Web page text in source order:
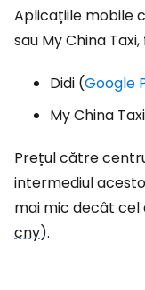
Aplicațiile mobile
sau My China
Didi (Google
My China
Prețul către
intermediul
mai mic decât cel
cny).